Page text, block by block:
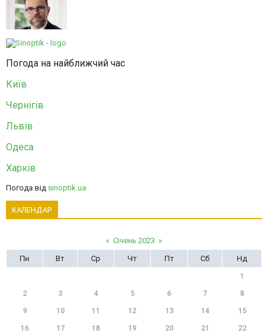
Погода на найближчий час
Київ
Чернігів
Львів
Одеса
Харків
Погода від sinoptik.ua
КАЛЕНДАР
« Січень 2023 »
Пн
Вт Ср Чт Пт Сб Нд
1
2 3 4 5 6 7 8
9 10 11 12 13 14 15
16 17 18 19 20 21 22